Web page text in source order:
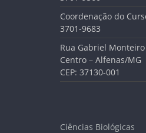
Coordenação do
3701-9683
Rua Gabriel
Centro – Alfenas/MG
CEP: 37130-001
Ciências Biológicas